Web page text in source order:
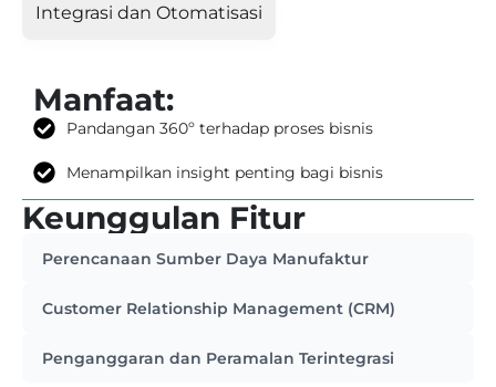
Integrasi dan Otomatisasi
Manfaat:
Pandangan 360º terhadap proses bisnis
Menampilkan insight penting bagi bisnis
Keunggulan Fitur
Perencanaan Sumber Daya Manufaktur
Customer Relationship Management (CRM)
Penganggaran dan Peramalan Terintegrasi